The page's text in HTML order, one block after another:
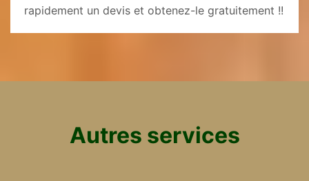
rapidement un devis et obtenez-le gratuitement !!
Autres services